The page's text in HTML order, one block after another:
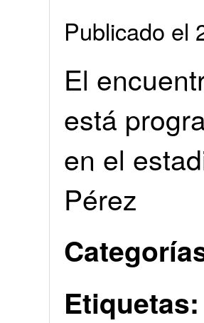
Publicado el
El
está
en el
Pérez
Etiquetas: